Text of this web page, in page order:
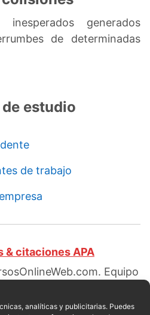
analíticas y publicitarias. Puedes
generados
de determinadas
estudio
de trabajo
& citaciones APA
Equipo
Elizabeth Ramírez